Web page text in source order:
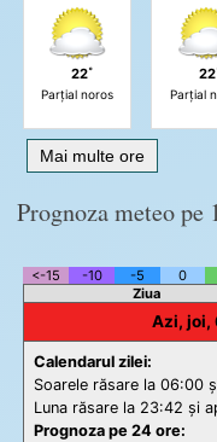
22˚
Parțial noros Parțial
Mai multe ore
Prognoza meteo pe
<-15 -10 -5 0
Ziua
Azi, joi,
Calendarul zilei:
Soarele răsare la 06:00
Luna răsare la 23:42 și
Prognoza pe 24 ore: